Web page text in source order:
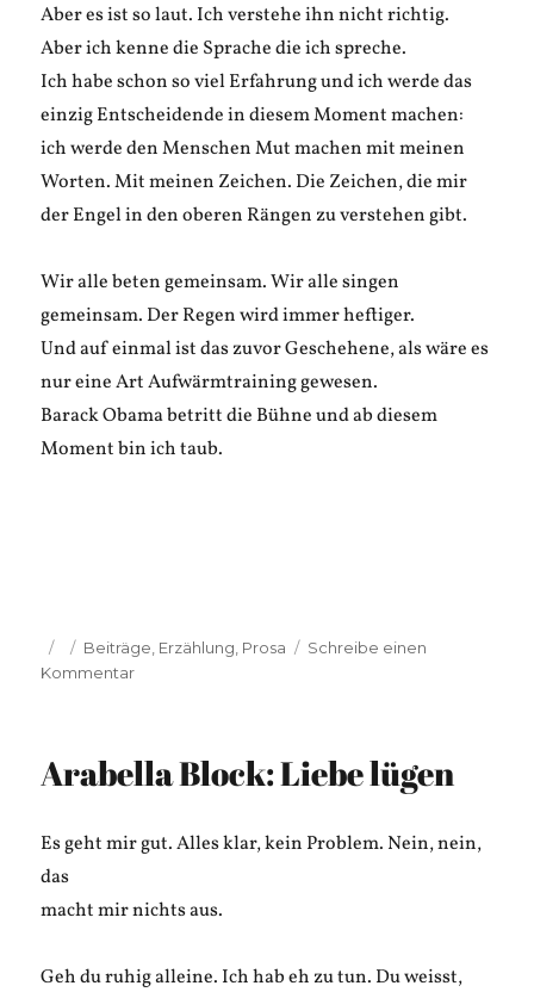
Aber es ist so laut. Ich verstehe ihn nicht richtig.
Aber ich kenne die Sprache die ich spreche.
Ich habe schon so viel Erfahrung und ich werde das
einzig Entscheidende in diesem Moment machen:
ich werde den Menschen Mut machen mit meinen
Worten. Mit meinen Zeichen. Die Zeichen, die mir
der Engel in den oberen Rängen zu verstehen gibt.
Wir alle beten gemeinsam. Wir alle singen
gemeinsam. Der Regen wird immer heftiger.
Und auf einmal ist das zuvor Geschehene, als wäre es
nur eine Art Aufwärmtraining gewesen.
Barack Obama betritt die Bühne und ab diesem
Moment bin ich taub.
Veröffentlicht
am
Kategorien
Beiträge Erzählung Prosa
Schreibe einen
Kommentarzu
Arabella Block: Liebe lügen
Es geht mir gut. Alles klar, kein Problem. Nein, nein,
das
macht mir nichts aus.
Geh du ruhig alleine. Ich hab eh zu tun. Du weisst,